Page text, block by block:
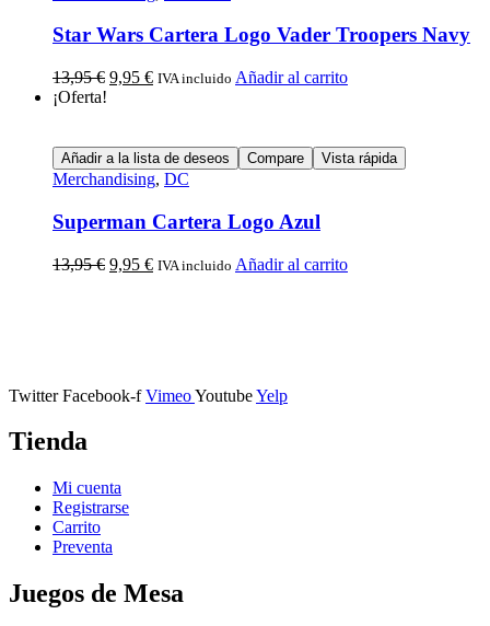
Star Wars Cartera Logo Vader Troopers Navy
13,95€ 9,95 € IVA incluido Añadir al carrito
¡Oferta!
Añadir a la lista de deseos Compare Vista rápida
Merchandising, DC
Superman Cartera Logo Azul
13,95€ 9,95 € IVA incluido Añadir al carrito
Twitter Facebook-f VimeoYoutubeYelp
Tienda
Mi cuenta
Registrarse
Carrito
Preventa
Juegos de Mesa